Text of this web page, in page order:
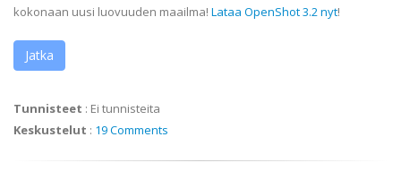
kokonaan uusi luovuuden maailma! Lataa OpenShot 3.2 nyt!
Jatka
Tunnisteet : Ei tunnisteita
Keskustelut : 19 Comments